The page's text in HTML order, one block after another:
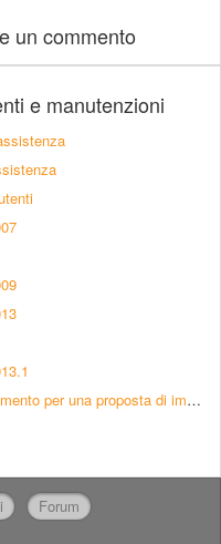
un commento
e manutenzioni
Come segnalare il proprio apprezzamento per una proposta di implementazione
Forum